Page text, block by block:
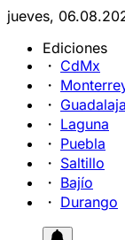
jueves,
Ediciones
CdMx
Laguna
Puebla
Saltillo
Bajío
Durango